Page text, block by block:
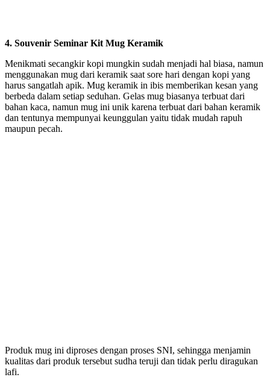
4. Souvenir Seminar Kit Mug Keramik
Menikmati secangkir kopi mungkin sudah menjadi hal biasa, namun
menggunakan mug dari keramik saat sore hari dengan kopi yang
harus sangatlah apik. Mug keramik in ibis memberikan kesan yang
berbeda dalam setiap seduhan. Gelas mug biasanya terbuat dari
bahan kaca, namun mug ini unik karena terbuat dari bahan keramik
dan tentunya mempunyai keunggulan yaitu tidak mudah rapuh
maupun pecah.
Produk mug ini diproses dengan proses SNI, sehingga menjamin
kualitas dari produk tersebut sudha teruji dan tidak perlu diragukan
lafi.